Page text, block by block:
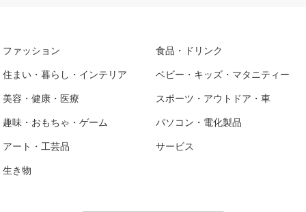
ファッション 食品・ドリンク
住まい・暮らし・インテリア ベビー・キッズ・マタニティー
美容・健康・医療 スポーツ・アウトドア・車
趣味・おもちゃ・ゲーム パソコン・電化製品
アート・工芸品 サービス
生き物